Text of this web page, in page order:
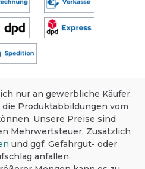
nur an gewerbliche Käufer.
Produktabbildungen vom
Unsere Preise sind
Mehrwertsteuer. Zusätzlich
und ggf. Gefahrgut- oder
anfallen.